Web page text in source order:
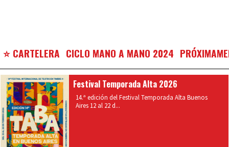
⭐ CARTELERA CICLO MANO A MANO 2024
Festival Temporada Alta 2026
14.ª edición del Festival Temporada Alta Buenos
Aires 12 al 22 d...